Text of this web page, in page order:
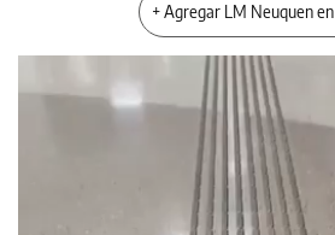
+ Agregar LM Neuquen en